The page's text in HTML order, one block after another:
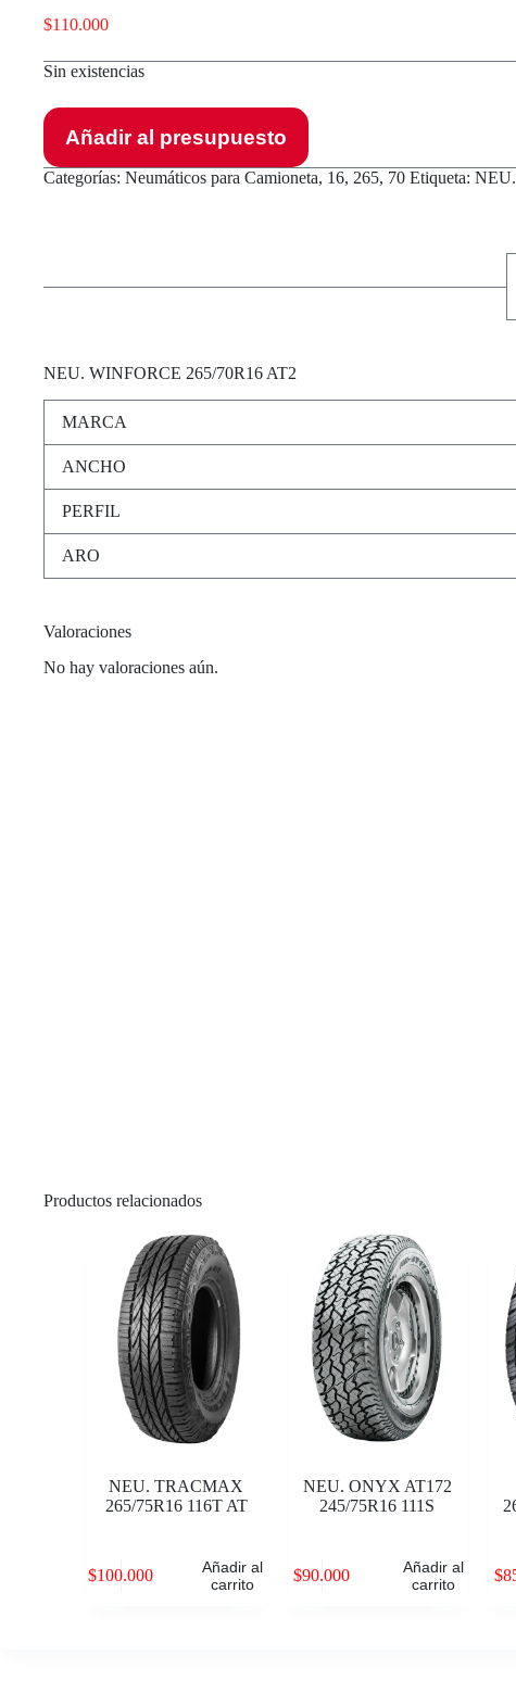
$110.000
Sin existencias
Añadir al presupuesto
Categorías: Neumáticos para Camioneta, 16, 265, 70 Etiqueta:
NEU. WINFORCE 265/70R16 AT2
MARCA
ANCHO
PERFIL
ARO
Valoraciones
No hay valoraciones aún.
Productos relacionados
NEU. TRACMAX
265/75R16 116T AT
$100.000
Añadir al
carrito
NEU. ONYX AT172
245/75R16 111S
$90.000
Añadir al
carrito
$